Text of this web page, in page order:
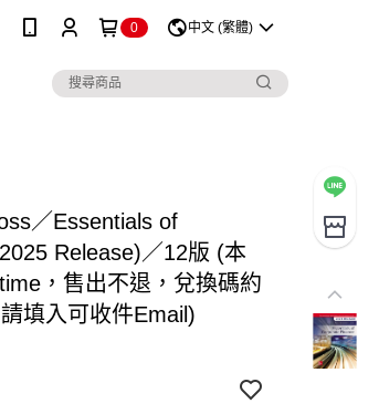
0 中文 (繁體)
／Essentials of
Release)／12版 (本
，售出不退，兌換碼約
填入可收件Email)